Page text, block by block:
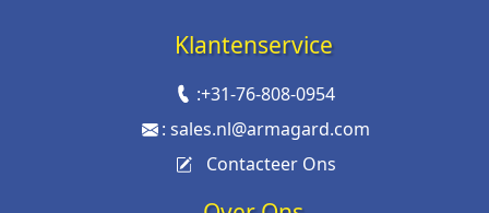
Klantenservice
:+31-76-808-0954
: sales.nl@armagard.com
Contacteer Ons